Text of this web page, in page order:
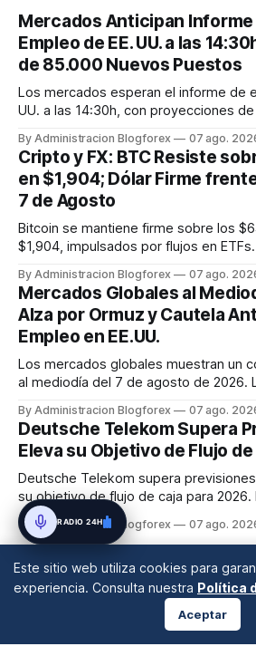
Mercados Anticipan Informe
Empleo de EE. UU. a las
de 85.000 Nuevos Puestos
Los mercados esperan el informe de
UU. a las 14:30h, con proyecciones
subyacente del mercado laboral, junto
influirá en la futura política de la Fed.
By Administracion Blogforex 07 ago.
Cripto y FX: BTC Resiste
en $1,904; Dólar Firme frente
7 de Agosto
Bitcoin se mantiene firme sobre los
$1,904, impulsados por flujos en ETFs.
ligeramente ante el Yen.
By Administracion Blogforex 07 ago.
Mercados Globales al
Alza por Ormuz y Cautela
Empleo en EE.UU.
Los mercados globales muestran un
al mediodía del 7 de agosto de 2026.
resultados dispares y los futuros de
planos tras las caídas del jueves. El
los 83 dólares y ...
By Administracion Blogforex 07 ago.
Deutsche Telekom Supera
Eleva su Objetivo de Flujo
Deutsche Telekom supera
su objetivo de flujo de caja para 2026.
alemana también amplía su programa
acciones en 3.000 millones de euros,
By Administracion Blogforex 07 ago.
Este sitio web utiliza cookies para
experiencia. Consulta nuestra Política
Aceptar
RADIO 24H